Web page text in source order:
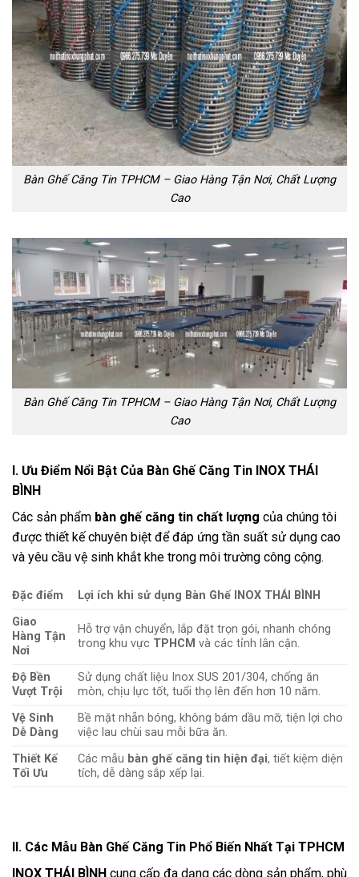
Bàn Ghế Căng Tin TPHCM – Giao Hàng Tận Nơi, Chất Lượng
Cao
Bàn Ghế Căng Tin TPHCM – Giao Hàng Tận Nơi, Chất Lượng
Cao
I. Ưu Điểm Nổi Bật Của Bàn Ghế Căng Tin INOX THÁI
BÌNH
Các sản phẩm bàn ghế căng tin chất lượng của chúng tôi
được thiết kế chuyên biệt để đáp ứng tần suất sử dụng cao
và yêu cầu vệ sinh khắt khe trong môi trường công cộng.
Đặc điểm
Lợi ích khi sử dụng Bàn Ghế INOX THÁI BÌNH
Giao
Hàng Tận
Nơi
Hỗ trợ vận chuyển, lắp đặt trọn gói, nhanh chóng
trong khu vực TPHCM và các tỉnh lân cận.
Độ Bền
Vượt Trội
Sử dụng chất liệu Inox SUS 201/304, chống ăn
mòn, chịu lực tốt, tuổi thọ lên đến hơn 10 năm.
Vệ Sinh
Dễ Dàng
Bề mặt nhẵn bóng, không bám dầu mỡ, tiện lợi cho
việc lau chùi sau mỗi bữa ăn.
Thiết Kế
Tối Ưu
Các mẫu bàn ghế căng tin hiện đại, tiết kiệm diện
tích, dễ dàng sắp xếp lại.
II. Các Mẫu Bàn Ghế Căng Tin Phổ Biến Nhất Tại TPHCM
INOX THÁI BÌNH cung cấp đa dạng các dòng sản phẩm, phù